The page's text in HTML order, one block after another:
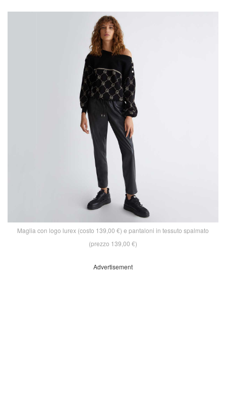
Maglia con logo lurex (costo 139,00 €) e pantaloni in tessuto spalmato
(prezzo 139,00 €)
Advertisement